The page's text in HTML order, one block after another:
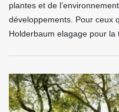
plantes et de
développements. Pour ceux
Holderbaum elagage pour la